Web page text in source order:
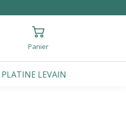
Panier
PLATINE LEVAIN